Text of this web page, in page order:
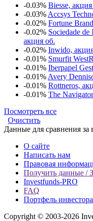
-0.03% Biesse,
-0.03% Accsys
-0.02% Fortune
-0.02% Sociedade
акция об.
-0.02% Inwido,
-0.01% Smurfit
-0.01% Iberpapel
-0.01% Avery
-0.01% Rottneros,
-0.01% The
Посмотреть все
Очистить
Данные для сравнения
О сайте
Написать нам
Правовая
Получить данные /
Investfunds-PRO
FAQ
Портфель инвестора
Copyright © 2003-2026